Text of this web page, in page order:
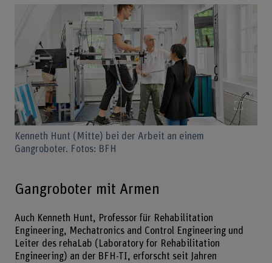
Bild
Kenneth Hunt (Mitte) bei der Arbeit an einem
Gangroboter. Fotos: BFH
Gangroboter mit Armen
Auch Kenneth Hunt, Professor für Rehabilitation
Engineering, Mechatronics and Control Engineering und
Leiter des rehaLab (Laboratory for Rehabilitation
Engineering) an der BFH-TI, erforscht seit Jahren